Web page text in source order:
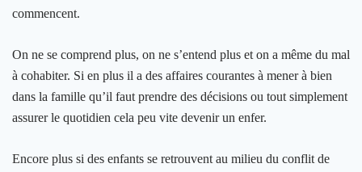
commencent.
On ne se comprend plus, on ne s’entend plus et on a même du mal
à cohabiter. Si en plus il a des affaires courantes à mener à bien
dans la famille qu’il faut prendre des décisions ou tout simplement
assurer le quotidien cela peu vite devenir un enfer.
Encore plus si des enfants se retrouvent au milieu du conflit de